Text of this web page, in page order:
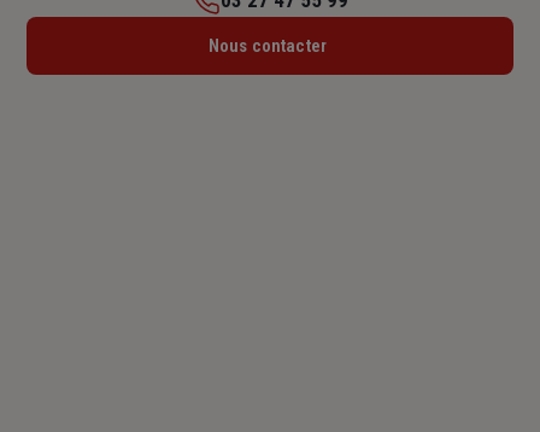
Lundi : 14h – 18h
Nous contacter